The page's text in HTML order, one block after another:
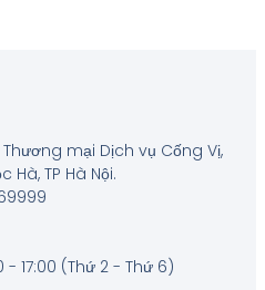
mại Dịch vụ Cống Vị,
Hà, TP Hà Nội.
17:00 (Thứ 2 - Thứ 6)